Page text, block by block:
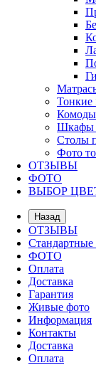
Тонкие
Шкафы
Столы
Фото
ОТЗЫВЫ
ФОТО
ВЫБОР
Назад
ОТЗЫВЫ
ФОТО
Оплата
Доставка
Гарантия
Живые фото
Информация
Контакты
Доставка
Оплата